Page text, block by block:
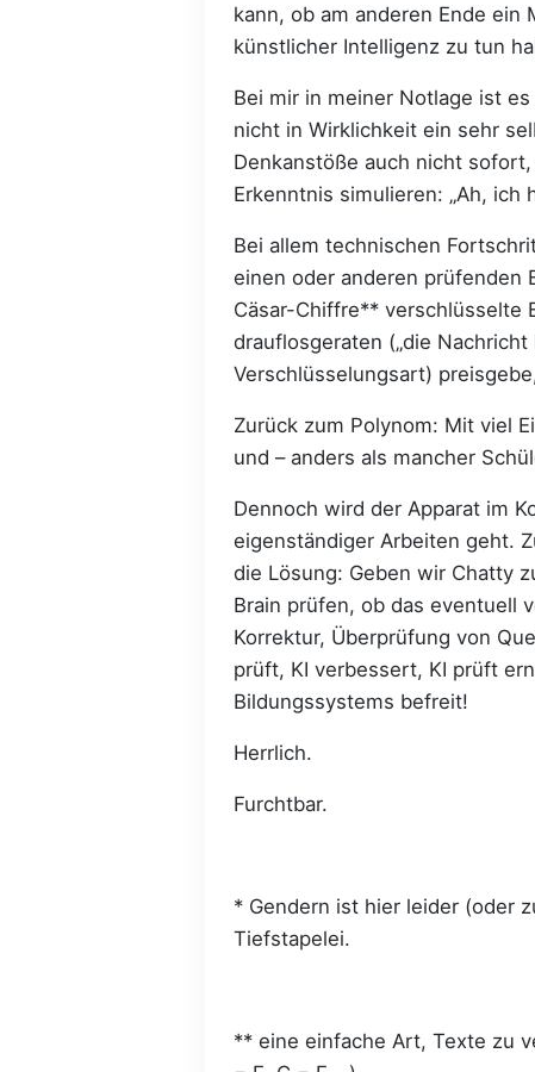
kann, ob am anderen Ende
künstlicher Intelligenz zu tun
Bei mir in meiner Notlage ist
nicht in Wirklichkeit ein sehr
Denkanstöße auch nicht
Erkenntnis simulieren: „Ah,
Bei allem technischen
einen oder anderen prüfenden
Cäsar-Chiffre** verschlüsselte
drauflosgeraten („die Nachricht
Verschlüsselungsart)
Zurück zum Polynom: Mit viel
und – anders als mancher
Dennoch wird der Apparat im
eigenständiger Arbeiten geht.
die Lösung: Geben wir Chatty
Brain prüfen, ob das eventuell
Korrektur, Überprüfung von
prüft, KI verbessert, KI prüft
Bildungssystems befreit!
Herrlich.
Furchtbar.
* Gendern ist hier leider (oder
Tiefstapelei.
** eine einfache Art, Texte zu